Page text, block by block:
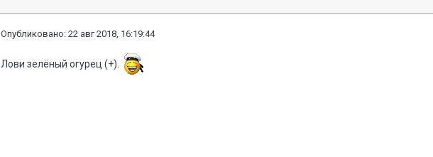
Опубликовано:22 авг 2018, 16:19:44
Лови зелёный огурец (+).